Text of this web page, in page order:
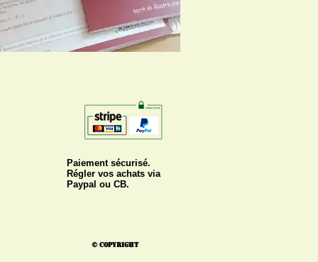
Paiement sécurisé.
Régler vos achats via
Paypal ou CB.
© Copyright